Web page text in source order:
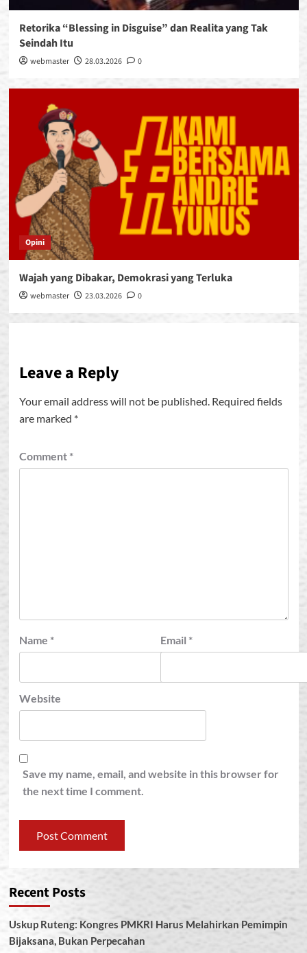
Retorika “Blessing in Disguise” dan Realita yang Tak
Seindah Itu
webmaster 28.03.2026 0
Opini
Wajah yang Dibakar, Demokrasi yang Terluka
webmaster 23.03.2026 0
Leave a Reply
Your email address will not be published. Required fields
are marked *
Comment *
Name * Email *
Website
Save my name, email, and website in this browser for
the next time I comment.
Recent Posts
Uskup Ruteng: Kongres PMKRI Harus Melahirkan Pemimpin
Bijaksana, Bukan Perpecahan